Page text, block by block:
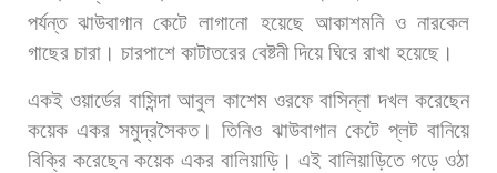
পর্যন্ত ঝাউবাগান কেটে লাগানো হয়েছে আকাশমনি ও নারকেল
গাছের চারা। চারপাশে কাটাতরের বেষ্টনী দিয়ে ঘিরে রাখা হয়েছে।
একই ওয়ার্ডের বাসিন্দা আবুল কাশেম ওরফে বাসিন্না দখল করেছেন
কয়েক একর সমুদ্রসৈকত। তিনিও ঝাউবাগান কেটে প্লট বানিয়ে
বিক্রি করেছেন কয়েক একর বালিয়াড়ি। এই বালিয়াড়িতে গড়ে ওঠা